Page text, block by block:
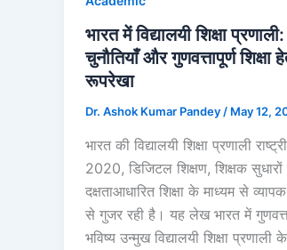
भारत में विद्यालयी शिक्षा
चुनौतियाँ और गुणवत्तापूर्ण शिक्षा
रूपरेखा
Dr. Ashok Kumar Pandey / May 12,
भारत की विद्यालयी शिक्षा प्रणाली
2020, डिजिटल शिक्षण, शिक्षक सुधारों
दक्षताआधारित शिक्षा के माध्यम से
से गुजर रही है। यह लेख भारत में
भविष्य उन्मुख विद्यालयी शिक्षा प्रणाली